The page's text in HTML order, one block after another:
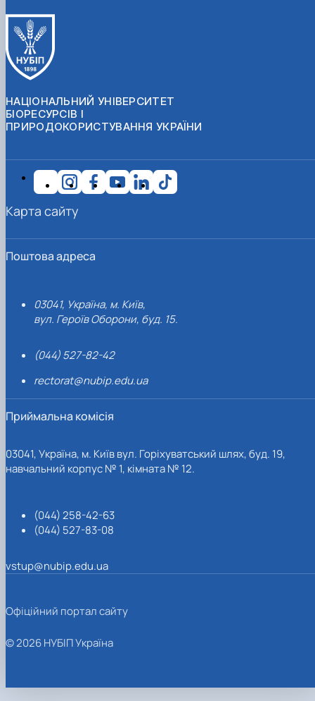
НАЦІОНАЛЬНИЙ УНІВЕРСИТЕТ
БІОРЕСУРСІВ І
ПРИРОДОКОРИСТУВАННЯ УКРАЇНИ
Поштова адреса
03041, Україна, м. Київ,
вул. Героїв Оборони, буд. 15.
(044) 527-82-42
rectorat@nubip.edu.ua
Приймальна комісія
03041, Україна, м. Київ вул. Горіхуватський шлях, буд. 19,
навчальний корпус № 1, кімната № 12.
(044) 258-42-63
(044) 527-83-08
vstup@nubip.edu.ua
Карта сайту
Офіційний портал сайту
© 2026 НУБІП Україна